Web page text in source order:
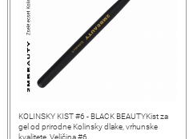
KOLINSKY KIST #6 - BLACK BEAUTYKist za
gel od prirodne Kolinsky dlake, vrhunske
kvalitete. Veličina #6.